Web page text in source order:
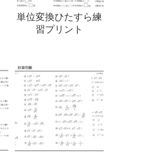
単位変換ひたすら練
習プリント